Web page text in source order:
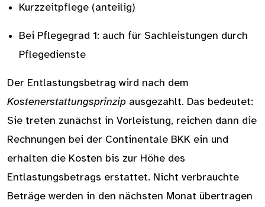
Kurzzeitpflege (anteilig)
Bei Pflegegrad 1: auch für Sachleistungen durch
Pflegedienste
Der Entlastungsbetrag wird nach dem
Kostenerstattungsprinzip ausgezahlt. Das bedeutet:
Sie treten zunächst in Vorleistung, reichen dann die
Rechnungen bei der Continentale BKK ein und
erhalten die Kosten bis zur Höhe des
Entlastungsbetrags erstattet. Nicht verbrauchte
Beträge werden in den nächsten Monat übertragen